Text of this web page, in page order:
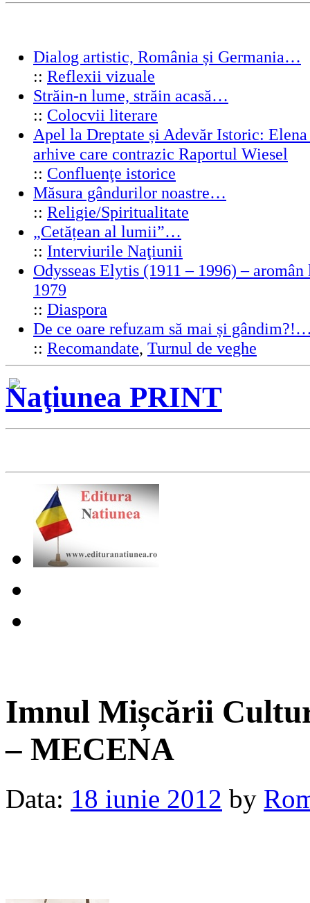
Dialog artistic, România și Germania…
:: Reflexii vizuale
Străin-n lume, străin acasă…
:: Colocvii literare
Apel la Dreptate și Adevăr Istoric:
arhive care contrazic Raportul Wiesel
:: Confluenţe istorice
Măsura gândurilor noastre…
:: Religie/Spiritualitate
„Cetățean al lumii”…
:: Interviurile Naţiunii
Odysseas Elytis (1911 – 1996) –
1979
:: Diaspora
De ce oare refuzam să mai și
:: Recomandate, Turnul de veghe
Naţiunea PRINT
Imnul Mișcării
– MECENA
Data: 18 iunie 2012 by